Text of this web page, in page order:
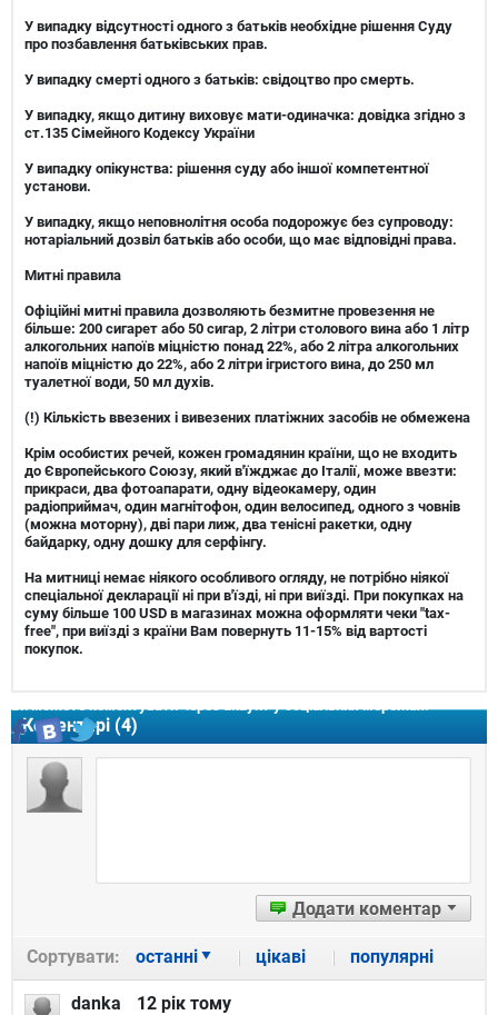
У випадку відсутності одного з батьків необхідне рішення Суду
про позбавлення батьківських прав.
У випадку смерті одного з батьків: свідоцтво про смерть.
У випадку, якщо дитину виховує мати-одиначка: довідка згідно з
ст.135 Сімейного Кодексу України
У випадку опікунства: рішення суду або іншої компетентної
установи.
У випадку, якщо неповнолітня особа подорожує без супроводу:
нотаріальний дозвіл батьків або особи, що має відповідні права.
Митні правила
Офіційні митні правила дозволяють безмитне провезення не
більше: 200 сигарет або 50 сигар, 2 літри столового вина або 1 літр
алкогольних напоїв міцністю понад 22%, або 2 літра алкогольних
напоїв міцністю до 22%, або 2 літри ігристого вина, до 250 мл
туалетної води, 50 мл духів.
(!) Кількість ввезених і вивезених платіжних засобів не обмежена
Крім особистих речей, кожен громадянин країни, що не входить
до Європейського Союзу, який в'їжджає до Італії, може ввезти:
прикраси, два фотоапарати, одну відеокамеру, один
радіоприймач, один магнітофон, один велосипед, одного з човнів
(можна моторну), дві пари лиж, два тенісні ракетки, одну
байдарку, одну дошку для серфінгу.
На митниці немає ніякого особливого огляду, не потрібно ніякої
спеціальної декларації ні при в'їзді, ні при виїзді. При покупках на
суму більше 100 USD в магазинах можна оформляти чеки "tax-
free", при виїзді з країни Вам повернуть 11-15% від вартості
покупок.
Коментарі (4)
Ви можете коментувати через акаунт у соціальних мережах:
Додати коментар
Сортувати: останні цікаві популярні
danka
12 рiк тому